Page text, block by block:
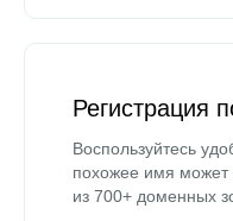
Регистрация
Воспользуйтесь
похожее имя может
из 700+ доменных